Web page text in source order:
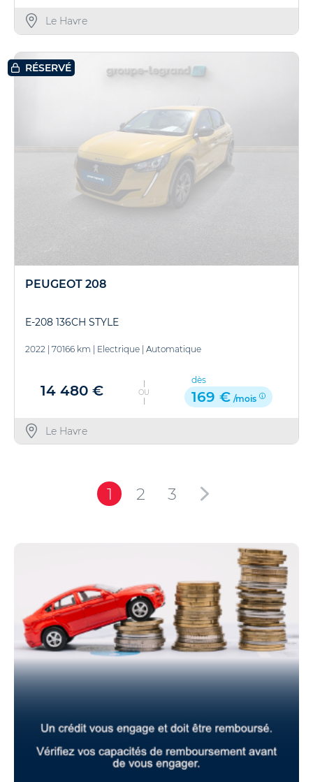
Le Havre
RÉSERVÉ
PEUGEOT 208
E-208 136CH STYLE
2022 | 70166 km | Electrique | Automatique
14 480 € OU
dès
169 € /mois
Le Havre
1 2 3